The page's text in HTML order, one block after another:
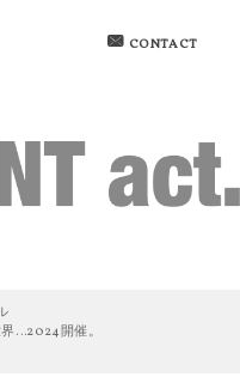
CONTACT
…2024開催。